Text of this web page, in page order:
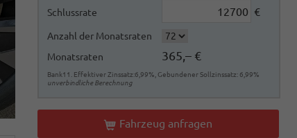
Schlussrate €
Anzahl der Monatsraten
Monatsraten
365,– €
Bank11. Effektiver Zinssatz:6,99%, Gebundener Sollzinssatz: 6,99%
unverbindliche Berechnung
Fahrzeug anfragen